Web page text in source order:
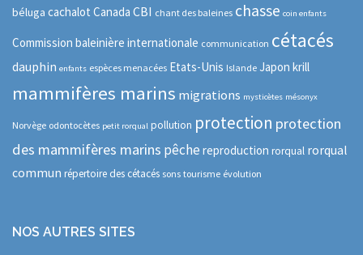
béluga cachalot Canada CBI chant des baleines chasse coin enfants
Commission baleinière internationale communication cétacés
dauphin enfants espèces menacées Etats-Unis Islande Japon krill
mammifères marins migrations mysticètes mésonyx
Norvège odontocètes petit rorqual pollution protection protection
des mammifères marins pêche reproduction rorqual rorqual
commun répertoire des cétacés sons tourisme évolution
NOS AUTRES SITES